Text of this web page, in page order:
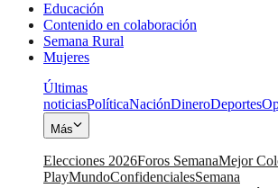
Educación
Contenido en colaboración
Semana Rural
Mujeres
Últimas
noticiasPolíticaNaciónDineroDeportes
Más
Elecciones 2026Foros SemanaMejor
PlayMundoConfidencialesSemana